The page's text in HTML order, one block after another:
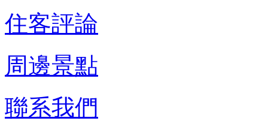
住客評論
周邊景點
聯系我們